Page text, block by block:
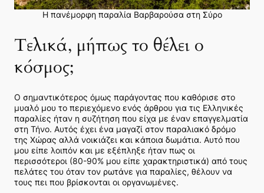
Η πανέμορφη παραλία Βαρβαρούσα στη Σύρο
Τελικά, μήπως το θέλει ο
κόσμος;
Ο σημαντικότερος όμως παράγοντας που καθόρισε στο
μυαλό μου το περιεχόμενο ενός άρθρου για τις Ελληνικές
παραλίες ήταν η συζήτηση που είχα με έναν επαγγελματία
στη Τήνο. Αυτός έχει ένα μαγαζί στον παραλιακό δρόμο
της Χώρας αλλά νοικιάζει και κάποια δωμάτια. Αυτό που
μου είπε λοιπόν και με εξέπληξε ήταν πως οι
περισσότεροι (80-90% μου είπε χαρακτηριστικά) από τους
πελάτες του όταν τον ρωτάνε για παραλίες, θέλουν να
τους πει που βρίσκονται οι οργανωμένες.